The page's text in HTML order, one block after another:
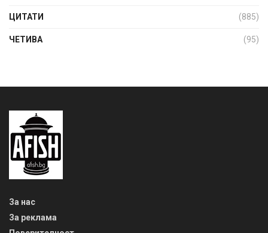
ЦИТАТИ (885)
ЧЕТИВА (95)
За нас
За реклама